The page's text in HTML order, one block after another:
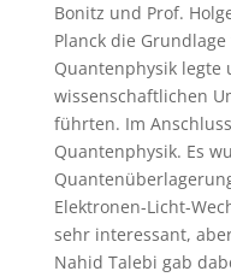
Bonitz und Prof.
Planck die
Quantenphysik legte
wissenschaftlichen
führten. Im
Quantenphysik. Es
Elektronen-Licht-
sehr interessant,
Nahid Talebi gab